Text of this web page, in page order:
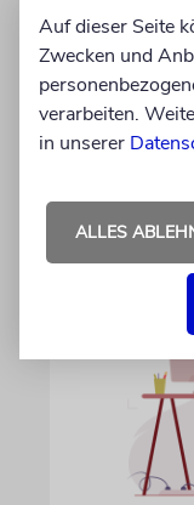
USA sind im
getreten.
Netanjahu
Differenzen
Auf dieser Seite
Zwecken und
verarbeiten.
in unserer
ALLES